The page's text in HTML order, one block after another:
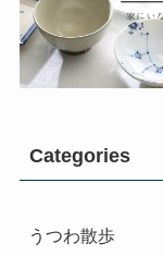
Categories
うつわ散歩